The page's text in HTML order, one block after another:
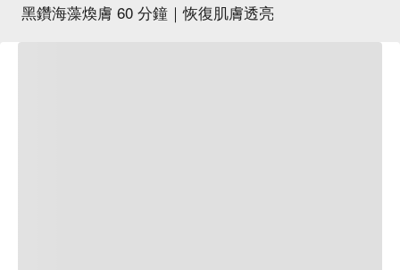
黑鑽海藻煥膚 60 分鐘｜恢復肌膚透亮